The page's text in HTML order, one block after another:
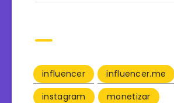
influencer
influencer.me
instagram
monetizar